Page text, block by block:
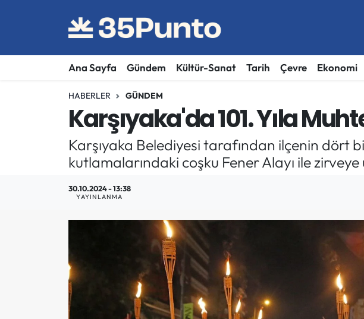
Ana Sayfa Gündem Kültür-Sanat Tarih Çevre Ekonomi
HABERLER GÜNDEM
Karşıyaka'da 101. Yıla
Karşıyaka Belediyesi tarafından ilçenin dört
kutlamalarındaki coşku Fener Alayı ile zirveye
30.10.2024 - 13:38
YAYINLANMA